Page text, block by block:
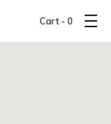
Cart - 0